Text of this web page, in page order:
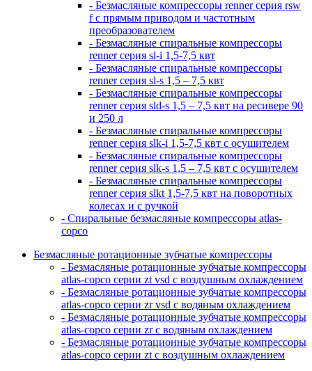
- Безмасляные компрессоры renner серия rsw
f с прямым приводом и частотным
преобразователем
- Безмасляные спиральные компрессоры
renner серия sl-i 1,5-7,5 квт
- Безмасляные спиральные компрессоры
renner серия sl-s 1,5 – 7,5 квт
- Безмасляные спиральные компрессоры
renner серия sld-s 1,5 – 7,5 квт на ресивере 90
и 250 л
- Безмасляные спиральные компрессоры
renner серия slk-i 1,5-7,5 квт с осушителем
- Безмасляные спиральные компрессоры
renner серия slk-s 1,5 – 7,5 квт с осушителем
- Безмасляные спиральные компрессоры
renner серия slkt 1,5-7,5 квт на поворотных
колесах и с ручкой
- Спиральные безмасляные компрессоры atlas-
copco
Безмасляные ротационные зубчатые компрессоры
- Безмасляные ротационные зубчатые компрессоры
atlas-copco серии zt vsd с воздушным охлаждением
- Безмасляные ротационные зубчатые компрессоры
atlas-copco серии zr vsd с водяным охлаждением
- Безмасляные ротационные зубчатые компрессоры
atlas-copco серии zr с водяным охлаждением
- Безмасляные ротационные зубчатые компрессоры
atlas-copco серии zt с воздушным охлаждением